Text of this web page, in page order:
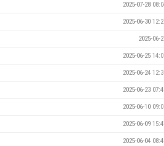
2025-07-28
2025-06-30
2025-06-
2025-06-25
2025-06-24
2025-06-23
2025-06-10
2025-06-09 15:41
2025-06-04